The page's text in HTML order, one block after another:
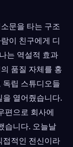
문을 타는 구조
이 친구에게 디
는 역설적 효과
품질 자체를 홍
립 스튜디오들
열어줬습니다.
편으로 회사에
습니다. 오늘날
적인 전신이라